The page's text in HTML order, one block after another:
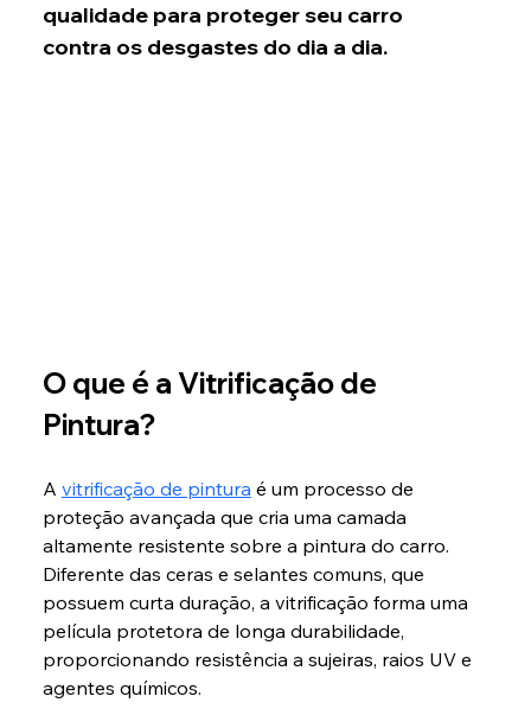
qualidade para proteger seu carro
contra os desgastes do dia a dia.
O que é a Vitrificação de
Pintura?
A vitrificação de pintura é um processo de
proteção avançada que cria uma camada
altamente resistente sobre a pintura do carro.
Diferente das ceras e selantes comuns, que
possuem curta duração, a vitrificação forma uma
película protetora de longa durabilidade,
proporcionando resistência a sujeiras, raios UV e
agentes químicos.